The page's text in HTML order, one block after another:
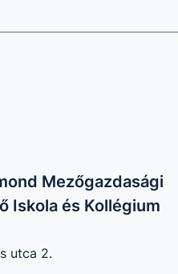
Mezőgazdasági
Iskola és Kollégium
utca 2.